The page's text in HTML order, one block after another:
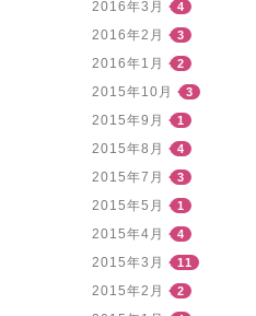
2016年3月 4
2016年2月 3
2016年1月 2
2015年10月 3
2015年9月 1
2015年8月 4
2015年7月 3
2015年5月 1
2015年4月 4
2015年3月 11
2015年2月 2